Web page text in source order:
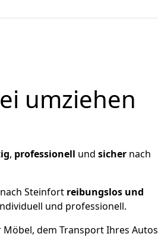
umziehen
, professionell und sichernach
Steinfort reibungslos und
und professionell.
dem Transport Ihres Autos